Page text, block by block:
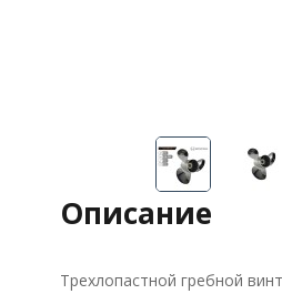
Описание
Трехлопастной гребной